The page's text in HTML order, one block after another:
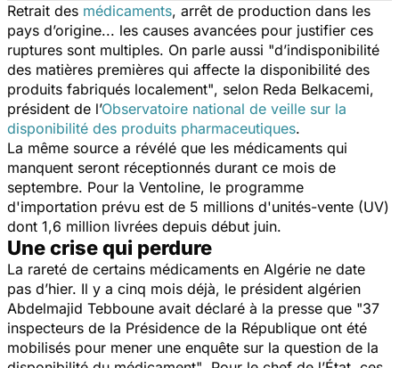
Retrait des médicaments, arrêt de production dans les
pays d’origine... les causes avancées pour justifier ces
ruptures sont multiples. On parle aussi "d’indisponibilité
des matières premières qui affecte la disponibilité des
produits fabriqués localement", selon Reda Belkacemi,
président de l’Observatoire national de veille sur la
disponibilité des produits pharmaceutiques.
La même source a révélé que les médicaments qui
manquent seront réceptionnés durant ce mois de
septembre. Pour la Ventoline, le programme
d'importation prévu est de 5 millions d'unités-vente (UV)
dont 1,6 million livrées depuis début juin.
Une crise qui perdure
La rareté de certains médicaments en Algérie ne date
pas d’hier. Il y a cinq mois déjà, le président algérien
Abdelmajid Tebboune avait déclaré à la presse que "37
inspecteurs de la Présidence de la République ont été
mobilisés pour mener une enquête sur la question de la